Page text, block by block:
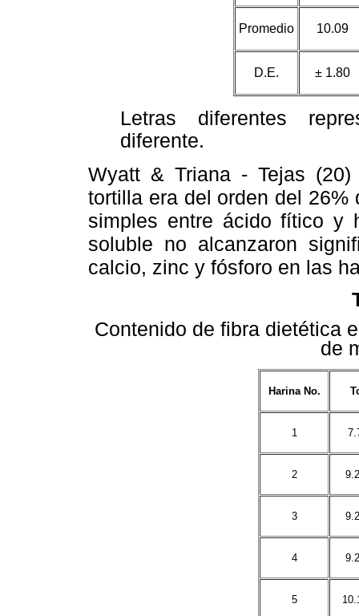
Promedio 10.09
D.E. ± 1.80
Letras diferentes
diferente.
Wyatt & Triana - Tejas
tortilla era del orden del
simples entre ácido fítico y
soluble no alcanzaron
calcio, zinc y fósforo en las
Contenido de fibra dietética
de
Harina No.
1
2
3
4
5